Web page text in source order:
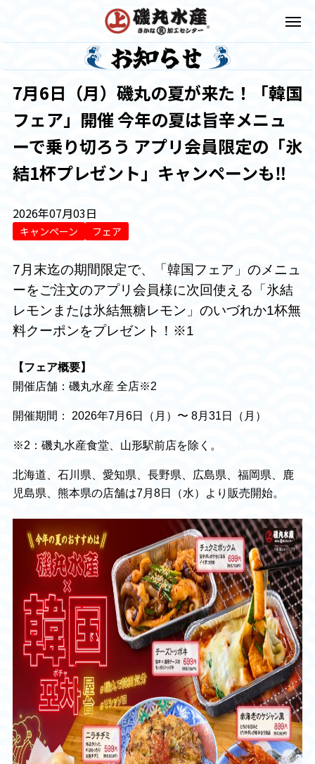
7月6日（月）磯丸の夏が来た！「韓国
フェア」開催 今年の夏は旨辛メニュ
ーで乗り切ろう アプリ会員限定の「氷
結1杯プレゼント」キャンペーンも‼
2026年07月03日
キャンペーン フェア
7月末迄の期間限定で、「韓国フェア」のメニュ
ーをご注文のアプリ会員様に次回使える「氷結
レモンまたは氷結無糖レモン」のいづれか1杯無
料クーポンをプレゼント！※1
【フェア概要】
開催店舗：磯丸水産 全店※2
開催期間： 2026年7月6日（月）〜 8月31日（月）
※2：磯丸水産食堂、山形駅前店を除く。
北海道、石川県、愛知県、長野県、広島県、福岡県、鹿
児島県、熊本県の店舗は7月8日（水）より販売開始。